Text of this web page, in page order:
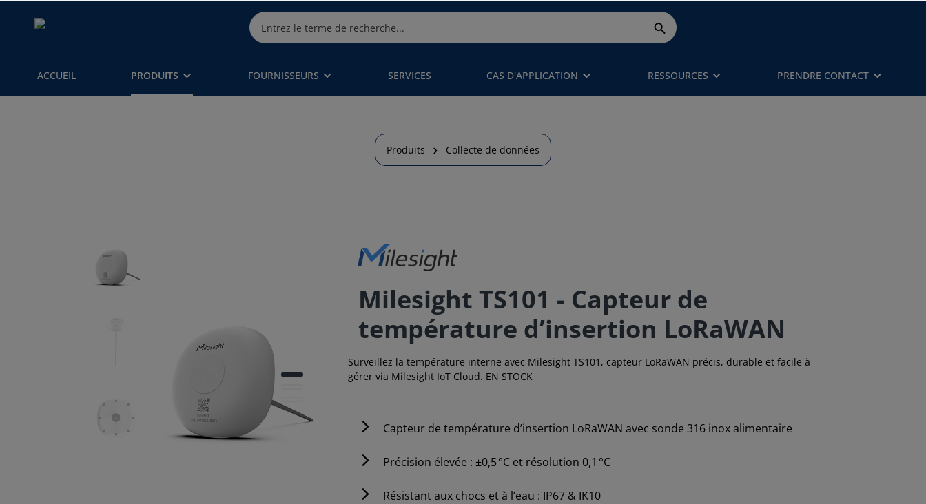
ACCUEIL PRODUITS FOURNISSEURS SERVICES CAS D'APPLICATION RESSOURCES PRENDRE CONTACT
Produits Collecte de données
Milesight TS101 - Capteur de
température d’insertion LoRaWAN
Surveillez la température interne avec Milesight TS101, capteur LoRaWAN précis, durable et facile à
gérer via Milesight IoT Cloud. EN STOCK
Capteur de température d’insertion LoRaWAN avec sonde 316 inox alimentaire
Précision élevée : ±0,5 °C et résolution 0,1 °C
Résistant aux chocs et à l’eau : IP67 & IK10